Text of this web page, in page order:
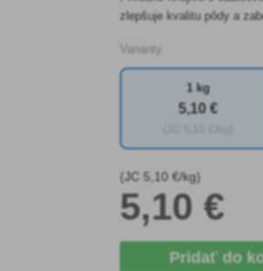
zlepšuje kvalitu pôdy a
Varianty
1 kg
5,10 €
(JC 5,10 €/kg)
5,10 €
Pridať do